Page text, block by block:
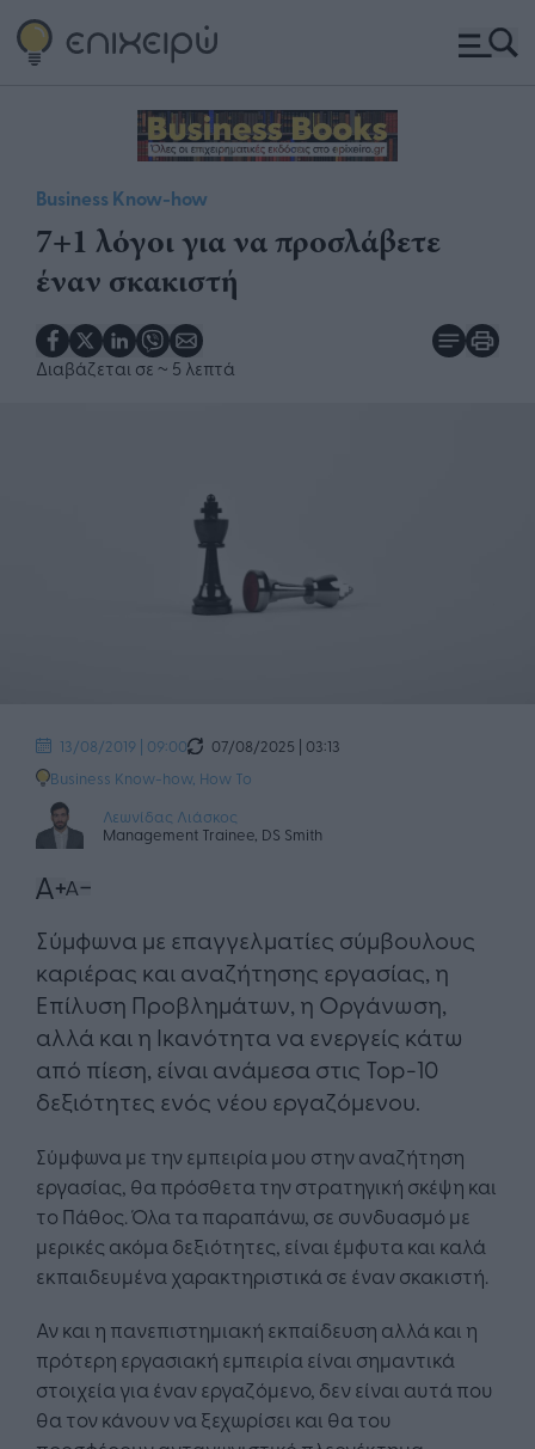
Business Know-how
7+1 λόγοι για να προσλάβετε
έναν σκακιστή
Διαβάζεται σε ~ 5 λεπτά
13/08/2019 | 09:00
07/08/2025 | 03:13
Business Know-how, How To
Λεωνίδας Λιάσκος
Management Trainee, DS Smith
Σύμφωνα με επαγγελματίες σύμβουλους
καριέρας και αναζήτησης εργασίας, η
Επίλυση Προβλημάτων, η Οργάνωση,
αλλά και η Ικανότητα να ενεργείς κάτω
από πίεση, είναι ανάμεσα στις Top-10
δεξιότητες ενός νέου εργαζόμενου.
Σύμφωνα με την εμπειρία μου στην αναζήτηση
εργασίας, θα πρόσθετα την στρατηγική σκέψη και
το Πάθος. Όλα τα παραπάνω, σε συνδυασμό με
μερικές ακόμα δεξιότητες, είναι έμφυτα και καλά
εκπαιδευμένα χαρακτηριστικά σε έναν σκακιστή.
Αν και η πανεπιστημιακή εκπαίδευση αλλά και η
πρότερη εργασιακή εμπειρία είναι σημαντικά
στοιχεία για έναν εργαζόμενο, δεν είναι αυτά που
θα τον κάνουν να ξεχωρίσει και θα του